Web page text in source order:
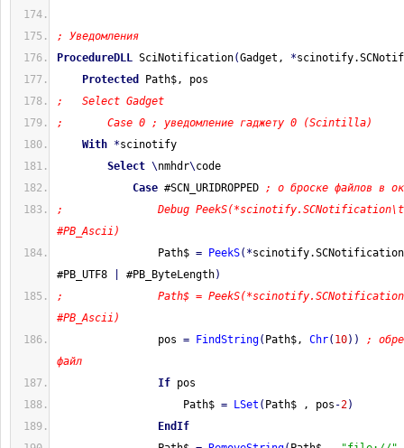
; Уведомления
ProcedureDLL SciNotification(Gadget, *
Protected
Path$, pos
;   Select Gadget
;       Case 0 ; уведомление гаджету 0 (Scintilla)
With *scinotify
Select \nmhdr\code
Case #SCN_URIDROPPED ; о броске файлов в
;               Debug
#PB_Ascii)
Path$ = PeekS( *scinotify.SCNotification
#PB_UTF8
#PB_ByteLength)
;               Path$ =
#PB_Ascii)
pos = FindString( Path$, Chr( 10) )
;
файл
If pos
Path$ = LSet ( Path$ , pos -2)
EndIf